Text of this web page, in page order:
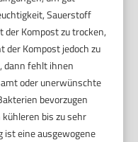
Sauerstoff
der Kompost zu trocken,
der Kompost jedoch zu
dann fehlt ihnen
oder unerwünschte
bevorzugen
bis zu sehr
eine ausgewogene